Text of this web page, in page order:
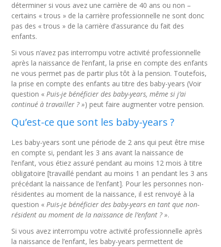
déterminer si vous avez une carrière de 40 ans ou non –
certains « trous » de la carrière professionnelle ne sont donc
pas des « trous » de la carrière d’assurance du fait des
enfants.
Si vous n’avez pas interrompu votre activité professionnelle
après la naissance de l’enfant, la prise en compte des enfants
ne vous permet pas de partir plus tôt à la pension. Toutefois,
la prise en compte des enfants au titre des baby-years (Voir
question «Puis-je bénéficier des baby-years, même si j’ai
continué à travailler ? ») peut faire augmenter votre pension.
Qu’est-ce que sont les baby-years ?
Les baby-years sont une période de 2 ans qui peut être mise
en compte si, pendant les 3 ans avant la naissance de
l’enfant, vous étiez assuré pendant au moins 12 mois à titre
obligatoire [travaillé pendant au moins 1 an pendant les 3 ans
précédant la naissance de l’enfant]. Pour les personnes non-
résidentes au moment de la naissance, il est renvoyé à la
question «Puis-je bénéficier des baby-years en tant que non-
résident au moment de la naissance de l’enfant ? ».
Si vous avez interrompu votre activité professionnelle après
la naissance de l’enfant, les baby-years permettent de